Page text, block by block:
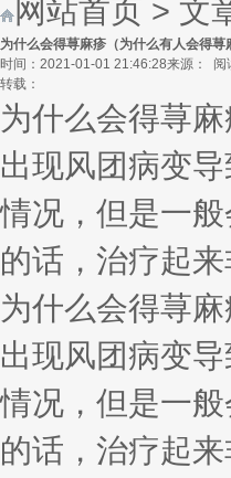
网站首页 > 文
为什么会得荨麻疹（为什么有人会得荨
时间：2021-01-01 21:46:28来源： 阅
转载：
为什么会得荨
出现风团病变
情况，但是一
的话，治疗起
为什么会得荨
出现风团病变
情况，但是一
的话，治疗起